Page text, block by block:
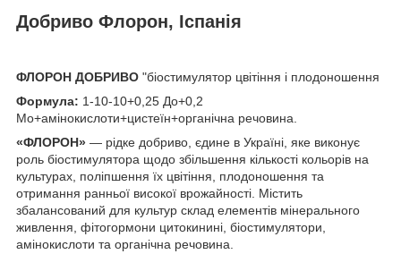
Добриво Флорон, Іспанія
ФЛОРОН ДОБРИВО "біостимулятор цвітіння і плодоношення
Формула: 1-10-10+0,25 До+0,2
Mo+амінокислоти+цистеїн+органічна речовина.
«ФЛОРОН» — рідке добриво, єдине в Україні, яке виконує
роль біостимулятора щодо збільшення кількості кольорів на
культурах, поліпшення їх цвітіння, плодоношення та
отримання ранньої високої врожайності. Містить
збалансований для культур склад елементів мінерального
живлення, фітогормони цитокинині, біостимулятори,
амінокислоти та органічна речовина.